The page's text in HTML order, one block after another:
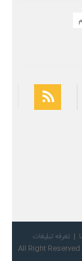
تعرفه تبلیغات
All Right